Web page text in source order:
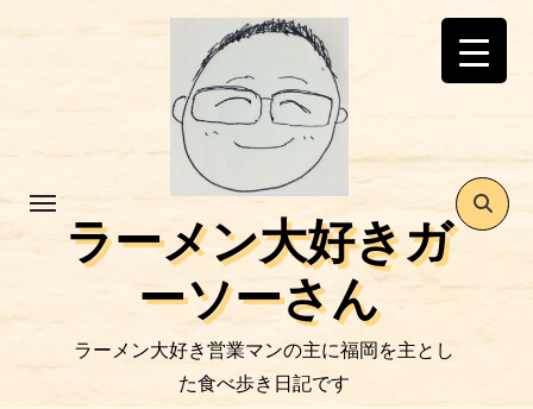
ラーメン大好きガ
ーソーさん
ラーメン大好き営業マンの主に福岡を主とし
た食べ歩き日記です